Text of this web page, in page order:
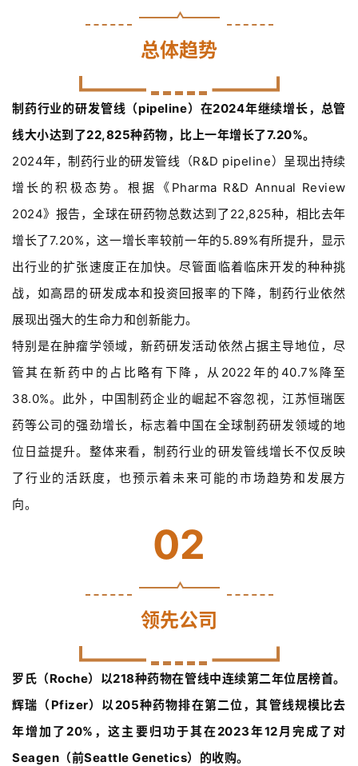
总体趋势
制药行业的研发管线（pipeline）在2024年继续增长，总管
线大小达到了22,825种药物，比上一年增长了7.20%。
2024年，制药行业的研发管线（R&D pipeline）呈现出持续
增长的积极态势。根据《Pharma R&D Annual Review
2024》报告，全球在研药物总数达到了22,825种，相比去年
增长了7.20%，这一增长率较前一年的5.89%有所提升，显示
出行业的扩张速度正在加快。尽管面临着临床开发的种种挑
战，如高昂的研发成本和投资回报率的下降，制药行业依然
展现出强大的生命力和创新能力。
特别是在肿瘤学领域，新药研发活动依然占据主导地位，尽
管其在新药中的占比略有下降，从2022年的40.7%降至
38.0%。此外，中国制药企业的崛起不容忽视，江苏恒瑞医
药等公司的强劲增长，标志着中国在全球制药研发领域的地
位日益提升。整体来看，制药行业的研发管线增长不仅反映
了行业的活跃度，也预示着未来可能的市场趋势和发展方
向。
02
领先公司
罗氏（Roche）以218种药物在管线中连续第二年位居榜首。
辉瑞（Pfizer）以205种药物排在第二位，其管线规模比去
年增加了20%，这主要归功于其在2023年12月完成了对
Seagen（前Seattle Genetics）的收购。